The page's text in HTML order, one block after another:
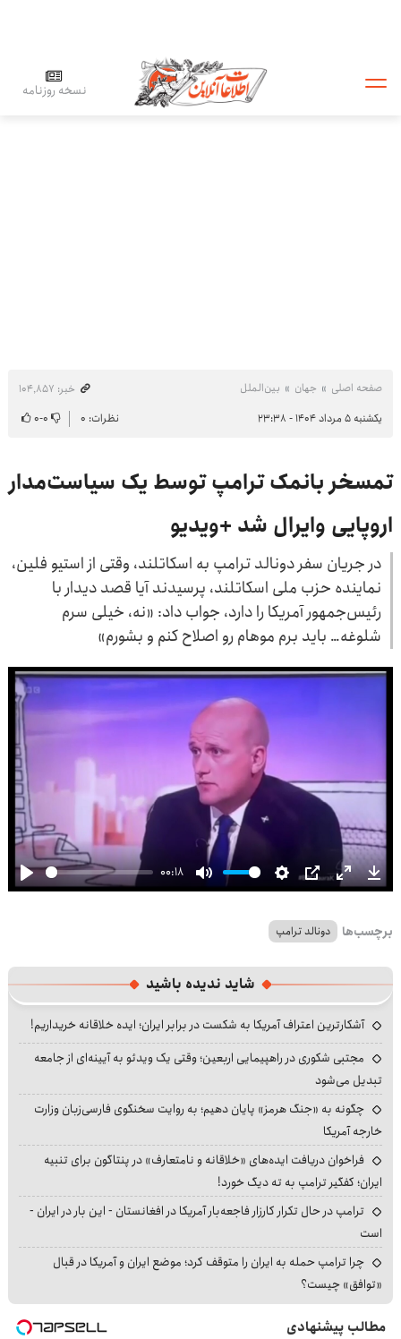
نسخه روزنامه
صفحه اصلی جهان بین‌الملل
خبر: ۱۰۴٬۸۵۷
یکشنبه ۵ مرداد ۱۴۰۴ - ۲۳:۳۸
نظرات: ۰ ۰-۰
تمسخر بانمک ترامپ توسط یک سیاست‌مدار
اروپایی وایرال شد +ویدیو
در جریان سفر دونالد ترامپ به اسکاتلند، وقتی از استیو فلین،
نماینده حزب ملی اسکاتلند، پرسیدند آیا قصد دیدار با
رئیس‌جمهور آمریکا را دارد، جواب داد: «نه، خیلی سرم
شلوغه… باید برم موهام رو اصلاح کنم و بشورم»
Play
00:18
Mute Settings
PIP Enter
برچسب‌ها دونالد ترامپ
شاید ندیده باشید
آشکارترین اعتراف آمریکا به شکست در برابر ایران؛ ایده خلاقانه خریداریم!
مجتبی شکوری در راهپیمایی اربعین؛ وقتی یک ویدئو به آیینه‌ای از جامعه
تبدیل می‌شود
چگونه به «جنگ هرمز» پایان دهیم؛ به روایت سخنگوی فارسی‌زبان وزارت
خارجه آمریکا
فراخوان دریافت ایده‌های «خلاقانه و نامتعارف» در پنتاگون برای تنبیه
ایران؛ کفگیر ترامپ به ته دیگ خورد!
ترامپ در حال تکرار کارزار فاجعه‌بار آمریکا در افغانستان - این بار در ایران -
است
چرا ترامپ حمله به ایران را متوقف کرد؛ موضع ایران و آمریکا در قبال
«توافق» چیست؟
مطالب پیشنهادی